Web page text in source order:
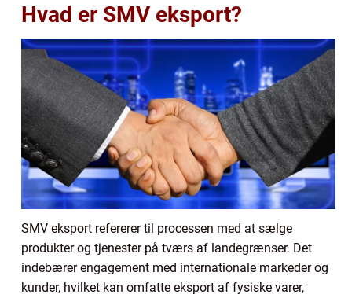
Hvad er SMV eksport?
SMV eksport refererer til processen med at sælge
produkter og tjenester på tværs af landegrænser. Det
indebærer engagement med internationale markeder og
kunder, hvilket kan omfatte eksport af fysiske varer,